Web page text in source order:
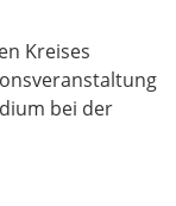
Kreises
bei der